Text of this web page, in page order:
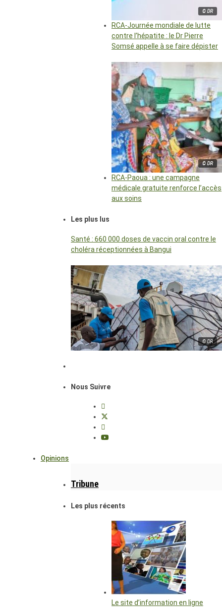
© DR
RCA-Journée mondiale de lutte
contre l’hépatite : le Dr Pierre
Somsé appelle à se faire dépister
© DR
RCA-Paoua : une campagne
médicale gratuite renforce l’accès
aux soins
Les plus lus
Santé : 660 000 doses de vaccin oral contre le
choléra réceptionnées à Bangui
© DR
Nous Suivre
Opinions
Tribune
Les plus récents
Le site d’information en ligne